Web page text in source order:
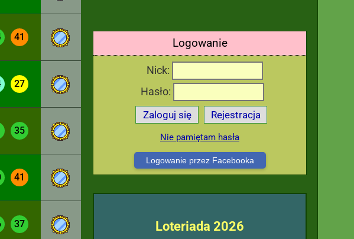
Logowanie
Nick:
Hasło:
Zaloguj się Rejestracja
Nie pamiętam hasła
Logowanie przez Facebooka
Loteriada 2026
41
27
35
41
37